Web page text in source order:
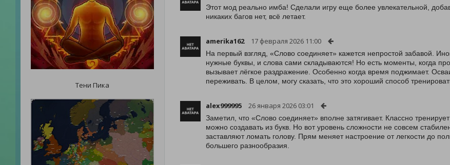
Тени Пика
Этот мод реально имба! Сделали игру еще более увлекательной,
никаких багов нет, всё летает.
amerika162 17 февраля 2026 11:00
На первый взгляд, «Слово соединяет» кажется непростой забавой.
нужные буквы, и слова сами складываются! Но есть моменты, когда
вызывает лёгкое раздражение. Особенно когда время поджимает.
переживать. В целом, могу сказать, что это хороший способ
alex999995 26 января 2026 03:01
Заметил, что «Слово соединяет» вполне затягивает. Классно
можно создавать из букв. Но вот уровень сложности не совсем
заставляют ломать голову. Прям меняет настроение от легкости до
большего разнообразия.